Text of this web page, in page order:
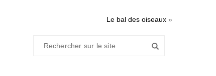
Le bal des oiseaux »